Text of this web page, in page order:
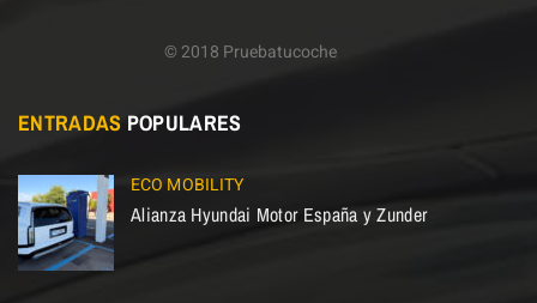
© 2018 Pruebatucoche
ENTRADAS POPULARES
ECO MOBILITY
Alianza Hyundai Motor España y Zunder